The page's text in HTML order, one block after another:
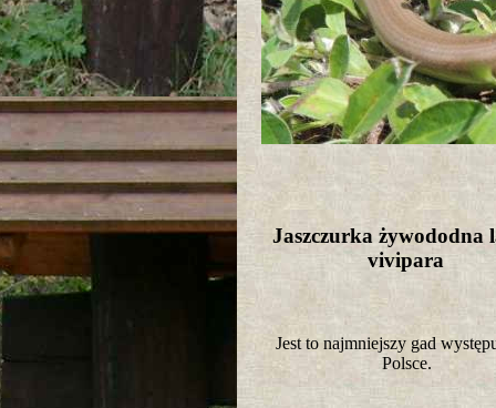
Jaszczurka żywododna
vivipara
Jest to najmniejszy gad
Polsce.